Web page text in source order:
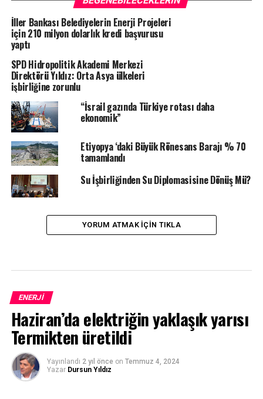
İller Bankası Belediyelerin Enerji Projeleri
için 210 milyon dolarlık kredi başvurusu
yaptı
SPD Hidropolitik Akademi Merkezi
Direktörü Yıldız: Orta Asya ülkeleri
işbirliğine zorunlu
“İsrail gazında Türkiye rotası daha
ekonomik”
Etiyopya ‘daki Büyük Rönesans Barajı % 70
tamamlandı
Su İşbirliğinden Su Diplomasisine Dönüş Mü?
YORUM ATMAK IÇIN TIKLA
ENERJI
Haziran’da elektriğin yaklaşık yarısı
Termikten üretildi
Yayınlandı 2 yıl önce on Temmuz 4, 2024
Yazar Dursun Yıldız